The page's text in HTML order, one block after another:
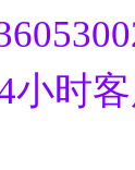
时